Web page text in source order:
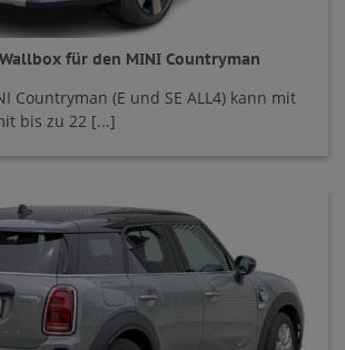
für den MINI Countryman
Countryman (E und SE ALL4) kann mit
bis zu 22 [...]